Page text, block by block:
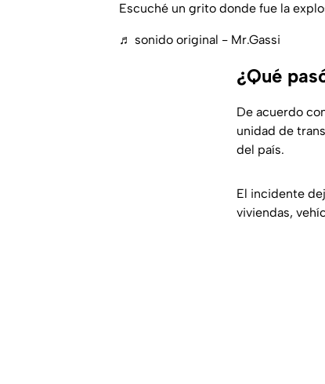
Escuché un grito donde fue la
♬ sonido original - Mr.Gassi
¿Qué
De acuerdo
unidad de
del país.
El incidente
viviendas,